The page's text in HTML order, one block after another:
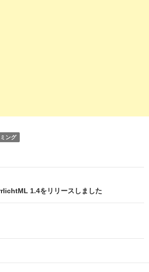
ング
1.4をリリースしました